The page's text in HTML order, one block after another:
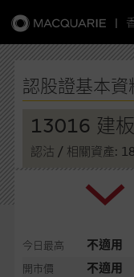
|
主頁
牛熊證
認股證基本資
13016 建
認沽 / 相關資產:
今日最高 不適用
開市價 不適用